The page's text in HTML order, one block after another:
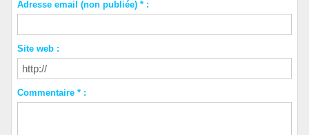
Adresse email (non publiée) * :
Site web :
Commentaire * :